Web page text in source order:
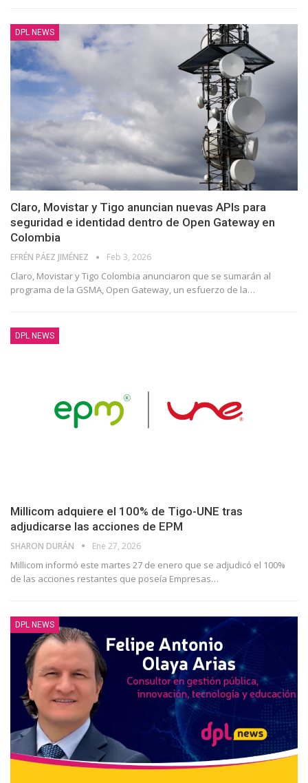
DPL NEWS
Claro, Movistar y Tigo anuncian nuevas APIs para
seguridad e identidad dentro de Open Gateway en
Colombia
EFRÉN PÁEZ JIMÉNEZ Feb 3, 2026
Claro, Movistar y Tigo Colombia anunciaron que se sumarán al
programa de la GSMA, Open Gateway, un esfuerzo de la…
DPL NEWS
Millicom adquiere el 100% de Tigo-UNE tras
adjudicarse las acciones de EPM
SHARON DURÁN Ene 27, 2026
Millicom informó este martes 27 de enero que se adjudicó el 100%
de las acciones restantes que poseía Empresas…
DPL NEWS